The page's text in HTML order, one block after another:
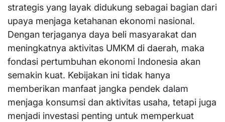
strategis yang layak didukung sebagai bagian dari
upaya menjaga ketahanan ekonomi nasional.
Dengan terjaganya daya beli masyarakat dan
meningkatnya aktivitas UMKM di daerah, maka
fondasi pertumbuhan ekonomi Indonesia akan
semakin kuat. Kebijakan ini tidak hanya
memberikan manfaat jangka pendek dalam
menjaga konsumsi dan aktivitas usaha, tetapi juga
menjadi investasi penting untuk memperkuat